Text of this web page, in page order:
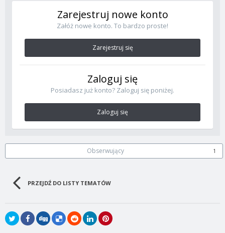
Zarejestruj nowe konto
Załóż nowe konto. To bardzo proste!
Zarejestruj się
Zaloguj się
Posiadasz już konto? Zaloguj się poniżej.
Zaloguj się
Obserwujący 1
PRZEJDŹ DO LISTY TEMATÓW